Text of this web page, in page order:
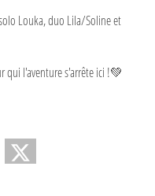
Louka, duo Lila/Soline et
qui l'aventure s'arrête ici !💚